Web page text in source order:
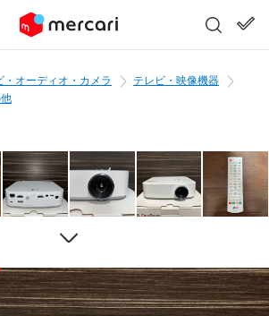
・オーディオ・カメラ
テレビ・映像機器